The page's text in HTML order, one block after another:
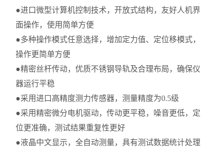
●进口微型计算机控制技术，开放式结构，友好人机界
面操作，使用简单方便
●多种操作模式任意选择，增加定力值、定位移模式，
操作更简单方便
●精密丝杆传动，优质不锈钢导轨及合理布局，确保仪
器运行平稳
●采用进口高精度测力传感器，测量精度为0.5级
●采用精密微分电机驱动，传动更平稳，噪音更低，定
位更准确，测试结果重复性更好
●液晶中文显示，全自动测量，具有测试数据统计处理